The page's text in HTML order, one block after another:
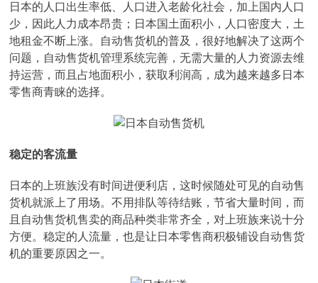
日本的人口出生率低、人口进入老龄化社会，加上国内人口
少，因此人力成本昂贵；日本国土面积小，人口密度大，土
地租金不断上涨。自动售货机的普及，很好地解决了这两个
问题，自动售货机管理系统完善，无需大量的人力资源去维
持运营，而且占地面积小，获取利润高，成为越来越多日本
零售商青睐的选择。
稳定的客流量
日本的上班族没有时间进便利店，这时候随处可见的自动售
货机就派上了用场。不用排队等待结账，节省大量时间，而
且自动售货机售卖的商品种类非常齐全，对上班族来说十分
方便。稳定的人流量，也是让日本零售商积极铺设自动售货
机的重要原因之一。